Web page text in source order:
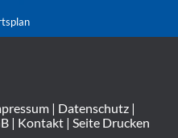
| Datenschutz|
| Kontakt| Seite Drucken